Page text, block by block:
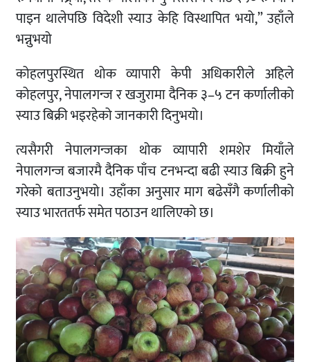
पाइन थालेपछि विदेशी स्याउ केहि विस्थापित भयो,” उहाँले
भन्नुभयो
कोहलपुरस्थित थोक व्यापारी केपी अधिकारीले अहिले
कोहलपुर, नेपालगन्ज र खजुरामा दैनिक ३–५ टन कर्णालीको
स्याउ बिक्री भइरहेको जानकारी दिनुभयो।
त्यसैगरी नेपालगन्जका थोक व्यापारी शमशेर मियाँले
नेपालगन्ज बजारमै दैनिक पाँच टनभन्दा बढी स्याउ बिक्री हुने
गरेको बताउनुभयो। उहाँका अनुसार माग बढेसँगै कर्णालीको
स्याउ भारततर्फ समेत पठाउन थालिएको छ।